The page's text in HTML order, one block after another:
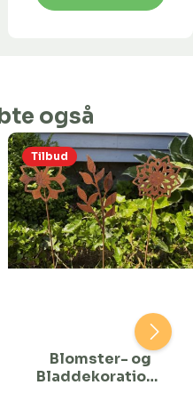
også
Tilbud
Blomster- og
Bladdekoratione